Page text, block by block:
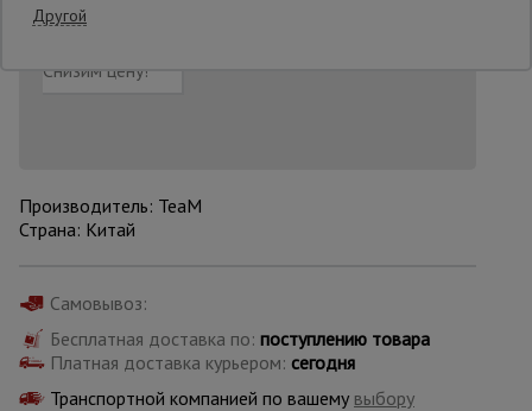
Оборудование
Добавить в корзину
Снизим цену!
Производитель: TeaM
Страна: Китай
Самовывоз:
Бесплатная доставка по: поступлению товара
Платная доставка курьером: сегодня
Транспортной компанией по вашему выбору
Другой